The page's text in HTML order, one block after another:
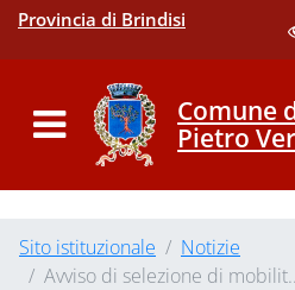
Provincia di Brindisi
Comune
Pietro
Sito istituzionale
Notizie
Avviso di selezione di